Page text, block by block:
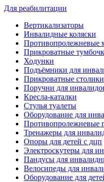
Для реабилитации
Вертикализаторы
Инвалидные коляски
Противопролежневые
Прикроватные
Ходунки
Подъёмники для
Прикроватные столики
Поручни для
Кресла-каталки
Стулья туалеты
Оборудование для
Противопролежневые
Тренажеры для
Опоры для детей с дцп
Электроскутеры для
Пандусы для
Велосипеды для
Оборудование для